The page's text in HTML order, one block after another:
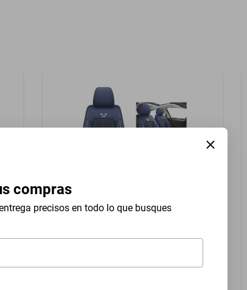
compras
precisos en todo lo que busques
5 Pzas Cubreasientos Hielo